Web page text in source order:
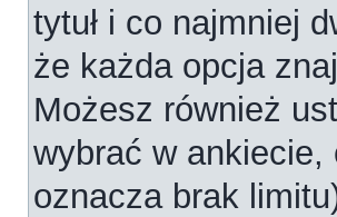
tytuł i co najmniej
że każda opcja
Możesz również
wybrać w
oznacza brak